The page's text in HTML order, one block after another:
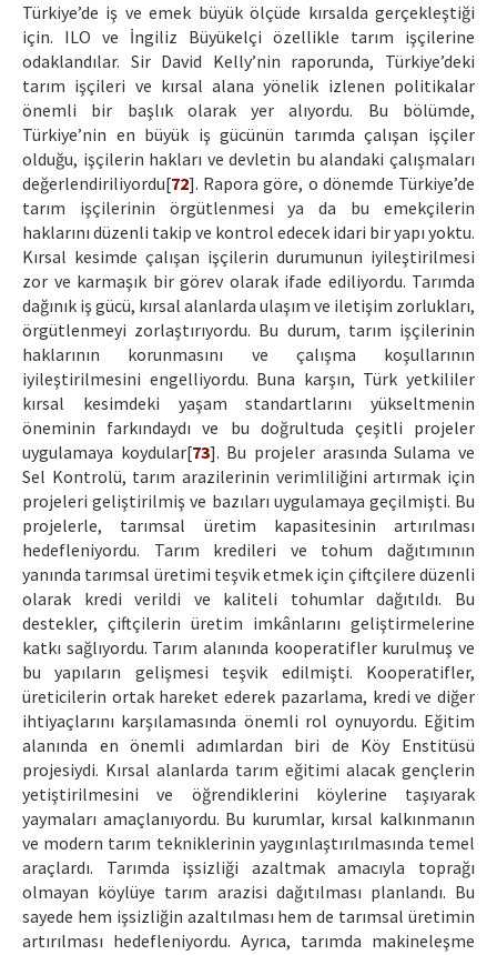
Türkiye’de iş ve emek büyük ölçüde kırsalda gerçekleştiği
için. ILO ve İngiliz Büyükelçi özellikle tarım işçilerine
odaklandılar. Sir David Kelly’nin raporunda, Türkiye’deki
tarım işçileri ve kırsal alana yönelik izlenen politikalar
önemli bir başlık olarak yer alıyordu. Bu bölümde,
Türkiye’nin en büyük iş gücünün tarımda çalışan işçiler
olduğu, işçilerin hakları ve devletin bu alandaki çalışmaları
değerlendiriliyordu[72]. Rapora göre, o dönemde Türkiye’de
tarım işçilerinin örgütlenmesi ya da bu emekçilerin
haklarını düzenli takip ve kontrol edecek idari bir yapı yoktu.
Kırsal kesimde çalışan işçilerin durumunun iyileştirilmesi
zor ve karmaşık bir görev olarak ifade ediliyordu. Tarımda
dağınık iş gücü, kırsal alanlarda ulaşım ve iletişim zorlukları,
örgütlenmeyi zorlaştırıyordu. Bu durum, tarım işçilerinin
haklarının korunmasını ve çalışma koşullarının
iyileştirilmesini engelliyordu. Buna karşın, Türk yetkililer
kırsal kesimdeki yaşam standartlarını yükseltmenin
öneminin farkındaydı ve bu doğrultuda çeşitli projeler
uygulamaya koydular[73]. Bu projeler arasında Sulama ve
Sel Kontrolü, tarım arazilerinin verimliliğini artırmak için
projeleri geliştirilmiş ve bazıları uygulamaya geçilmişti. Bu
projelerle, tarımsal üretim kapasitesinin artırılması
hedefleniyordu. Tarım kredileri ve tohum dağıtımının
yanında tarımsal üretimi teşvik etmek için çiftçilere düzenli
olarak kredi verildi ve kaliteli tohumlar dağıtıldı. Bu
destekler, çiftçilerin üretim imkânlarını geliştirmelerine
katkı sağlıyordu. Tarım alanında kooperatifler kurulmuş ve
bu yapıların gelişmesi teşvik edilmişti. Kooperatifler,
üreticilerin ortak hareket ederek pazarlama, kredi ve diğer
ihtiyaçlarını karşılamasında önemli rol oynuyordu. Eğitim
alanında en önemli adımlardan biri de Köy Enstitüsü
projesiydi. Kırsal alanlarda tarım eğitimi alacak gençlerin
yetiştirilmesini ve öğrendiklerini köylerine taşıyarak
yaymaları amaçlanıyordu. Bu kurumlar, kırsal kalkınmanın
ve modern tarım tekniklerinin yaygınlaştırılmasında temel
araçlardı. Tarımda işsizliği azaltmak amacıyla toprağı
olmayan köylüye tarım arazisi dağıtılması planlandı. Bu
sayede hem işsizliğin azaltılması hem de tarımsal üretimin
artırılması hedefleniyordu. Ayrıca, tarımda makineleşme